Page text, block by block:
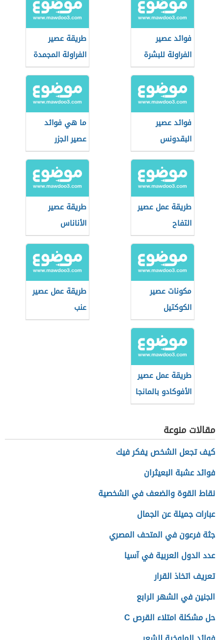
فوائد عصير
الفراولة للبشرة
طريقة عصير
الفراولة المجمدة
فوائد عصير
البقدونس
ما هي فوائد
عصير الجزر
طريقة عمل عصير
التفاح
طريقة عصير
الأناناس
مكونات عصير
الكوكتيل
طريقة عمل عصير
عنب
طريقة عمل عصير
الأفوكادو بالمانجا
مقالات منوعة
كيف تجعل الشخص يفكر فيك
فوائد عشبة البعيثران
نقاط القوة والضعف في الشخصية
عبارات جميلة عن الجمال
جثة فرعون في المتحف المصري
عدد الدول العربية في آسيا
تعريف اتخاذ القرار
الجنين في الشهر الرابع
حل مشكلة امتلاء القرص C